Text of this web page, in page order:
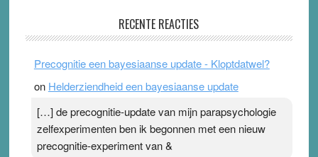
Ward van Beek
topsporters. Ze hopen ermee hun hartslag te verlagen
terwijl ze meer zuurstof opnemen. Daarop heeft zo’n
ademen’ kan goud waard zijn. Door…Lees meer
Pleisterplakkers in de topspsort ›[...]
RECENTE REACTIES
Precognitie een bayesiaanse update - Kloptdatwel?
on Helderziendheid een bayesiaanse update
[…] de precognitie-update van mijn parapsychologie
zelfexperimenten ben ik begonnen met een nieuw
precognitie-experiment van &